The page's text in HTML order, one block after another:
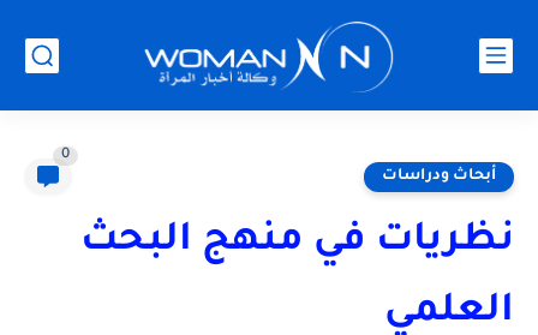
أبحاث ودراسات
0
نظريات في منهج البحث
العلمي